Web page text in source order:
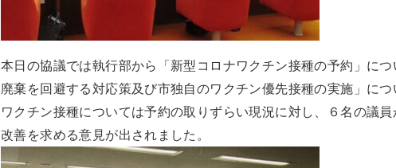
本日の協議では執行部から「新型コロナワクチン接種の予約」に
廃棄を回避する対応策及び市独自のワクチン優先接種の実施」に
ワクチン接種については予約の取りずらい現況に対し、６名の議
改善を求める意見が出されました。